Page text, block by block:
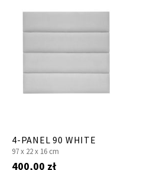
4-PANEL 90 WHITE
97 x 22 x 16 cm
400,00 zł